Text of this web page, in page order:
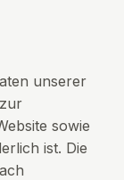
unserer
sowie
ist. Die